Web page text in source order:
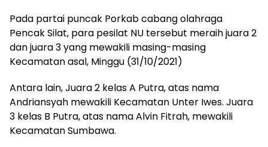
Pada partai puncak Porkab cabang olahraga
Pencak Silat, para pesilat NU tersebut meraih juara 2
dan juara 3 yang mewakili masing-masing
Kecamatan asal, Minggu (31/10/2021)
Antara lain, Juara 2 kelas A Putra, atas nama
Andriansyah mewakili Kecamatan Unter Iwes. Juara
3 kelas B Putra, atas nama Alvin Fitrah, mewakili
Kecamatan Sumbawa.